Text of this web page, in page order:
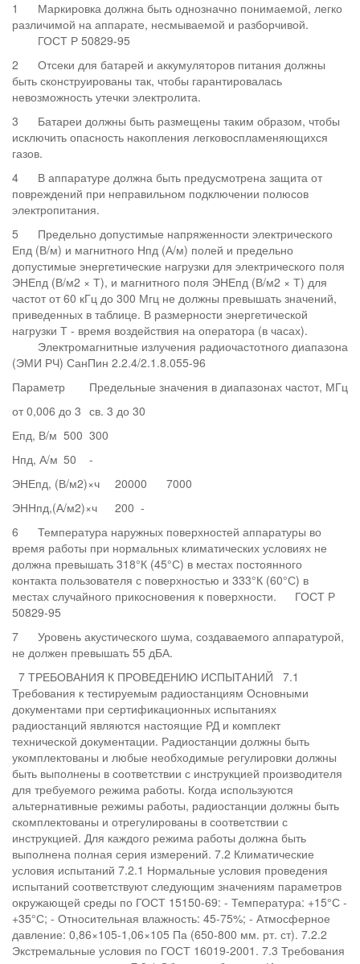
1
Маркировка должна быть однозначно понимаемой, легко
различимой на аппарате, несмываемой и разборчивой.
ГОСТ Р 50829-95
2
Отсеки для батарей и аккумуляторов питания должны
быть сконструированы так, чтобы гарантировалась
невозможность утечки электролита.
3
Батареи должны быть размещены таким образом, чтобы
исключить опасность накопления легковоспламеняющихся
газов.
4
В аппаратуре должна быть предусмотрена защита от
повреждений при неправильном подключении полюсов
электропитания.
5
Предельно допустимые напряженности электрического
Епд (В/м) и магнитного Нпд (А/м) полей и предельно
допустимые энергетические нагрузки для электрического поля
ЭНЕпд (В/м2 × Т), и магнитного поля ЭНЕпд (В/м2 × Т) для
частот от 60 кГц до 300 Мгц не должны превышать значений,
приведенных в таблице. В размерности энергетической
нагрузки Т - время воздействия на оператора (в часах).
Электромагнитные излучения радиочастотного диапазона
(ЭМИ РЧ) СанПин 2.2.4/2.1.8.055-96
Параметр
Предельные значения в диапазонах частот, МГц
от 0,006 до 3 св. 3 до 30
Епд, В/м 500 300
Нпд, А/м 50
-
ЭНЕпд, (В/м2)×ч
20000
7000
ЭННпд,(А/м2)×ч
200 -
6
Температура наружных поверхностей аппаратуры во
время работы при нормальных климатических условиях не
должна превышать 318°К (45°С) в местах постоянного
контакта пользователя с поверхностью и 333°К (60°С) в
местах случайного прикосновения к поверхности.
ГОСТ Р
50829-95
7
Уровень акустического шума, создаваемого аппаратурой,
не должен превышать 55 дБА.
7 ТРЕБОВАНИЯ К ПРОВЕДЕНИЮ ИСПЫТАНИЙ 7.1
Требования к тестируемым радиостанциям Основными
документами при сертификационных испытаниях
радиостанций являются настоящие РД и комплект
технической документации. Радиостанции должны быть
укомплектованы и любые необходимые регулировки должны
быть выполнены в соответствии с инструкцией производителя
для требуемого режима работы. Когда используются
альтернативные режимы работы, радиостанции должны быть
скомплектованы и отрегулированы в соответствии с
инструкцией. Для каждого режима работы должна быть
выполнена полная серия измерений. 7.2 Климатические
условия испытаний 7.2.1 Нормальные условия проведения
испытаний соответствуют следующим значениям параметров
окружающей среды по ГОСТ 15150-69: - Температура: +15°С -
+35°С; - Относительная влажность: 45-75%; - Атмосферное
давление: 0,86×105-1,06×105 Па (650-800 мм. рт. ст). 7.2.2
Экстремальные условия по ГОСТ 16019-2001. 7.3 Требования